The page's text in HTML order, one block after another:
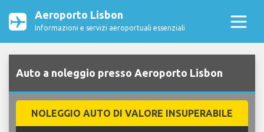
Aeroporto Lisbon
Informazioni e servizi aeroportuali essenziali
Auto a noleggio presso Aeroporto Lisbon
NOLEGGIO AUTO DI VALORE INSUPERABILE